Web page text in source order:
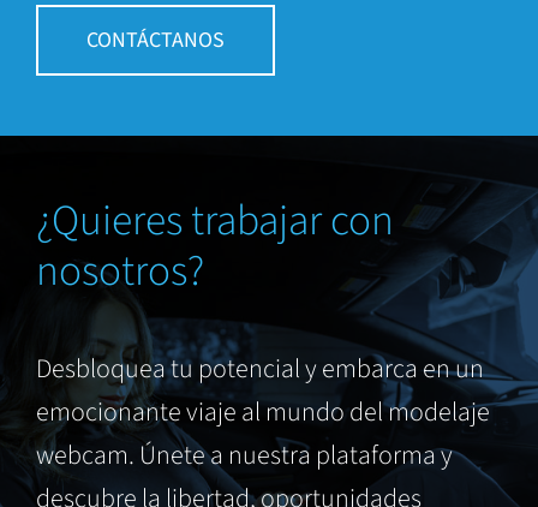
CONTÁCTANOS
¿Quieres trabajar con
nosotros?
Desbloquea tu potencial y embarca en un
emocionante viaje al mundo del modelaje
webcam. Únete a nuestra plataforma y
descubre la libertad, oportunidades